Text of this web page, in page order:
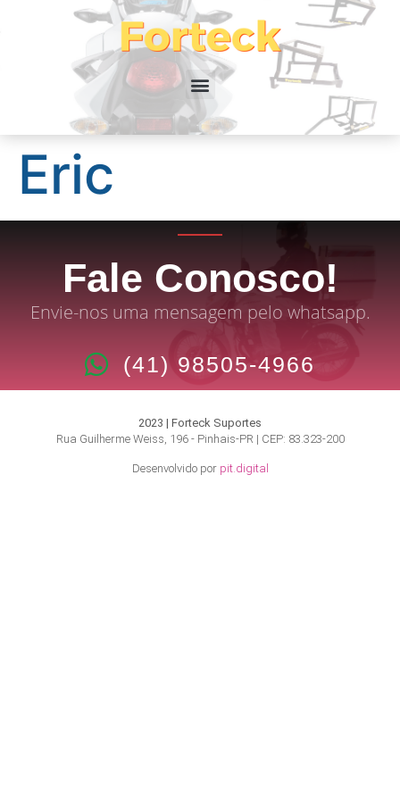
Eric
Fale Conosco!
Envie-nos uma mensagem pelo whatsapp.
(41) 98505-4966
2023 | Forteck Suportes
Rua Guilherme Weiss, 196 - Pinhais-PR | CEP: 83.323-200
Desenvolvido por pit.digital